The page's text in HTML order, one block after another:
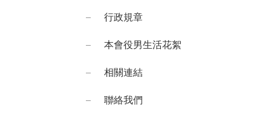
行政規章
本會役男生活花絮
相關連結
聯絡我們